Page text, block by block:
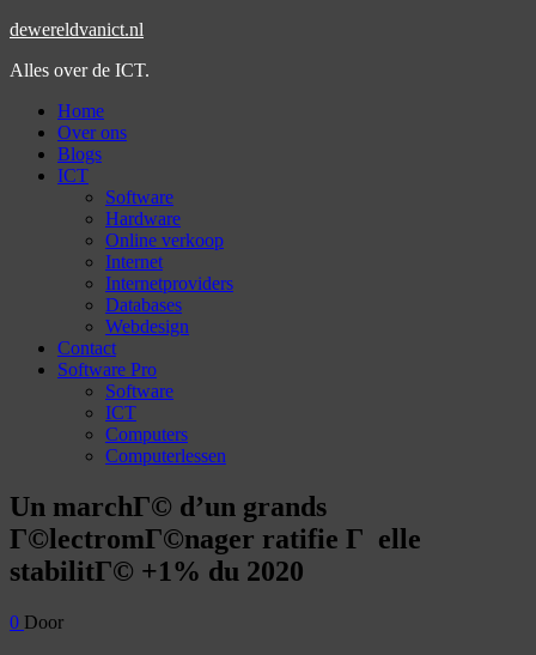
dewereldvanict.nl
Alles over de ICT.
Home
Over ons
Blogs
ICT
Software
Hardware
Online verkoop
Internet
Internetproviders
Databases
Webdesign
Contact
Software Pro
Software
ICT
Computers
Computerlessen
Un marchГ© d’un grands
Г©lectromГ©nager ratifie Г elle
stabilitГ© +1% du 2020
0 Door